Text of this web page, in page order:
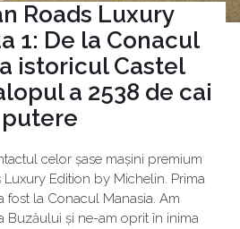
Roads Luxury
1: De la Conacul
istoricul Castel
a 2538 de cai
putere
celor șase mașini premium
Edition by Michelin. Prima
fost la Conacul Manasia. Am
Buzăului și ne-am oprit în inima